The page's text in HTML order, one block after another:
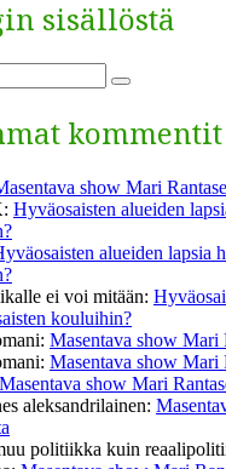
sisällöstä
Haku
kommentit
show Mari
: Hyväosaisten alueiden
alueiden lapsia
ei voi mitään:
kouluihin?
: Masentava show Mari
: Masentava show Mari
Masentava show Mari
aleksandrilainen:
politiikka kuin